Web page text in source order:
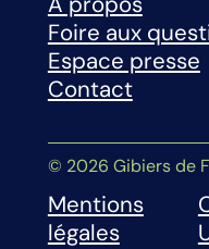
Foire aux
Espace presse
Contact
© 2026 Gibiers de
Mentions
légales